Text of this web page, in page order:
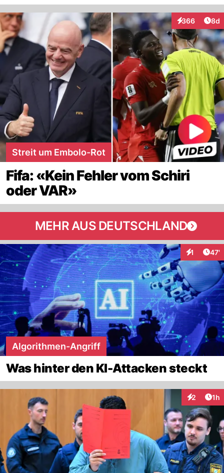
366
Interaktionen
8d
Streit um Embolo-Rot
Fifa: «Kein Fehler vom Schiri
oder VAR»
MEHR AUS DEUTSCHLAND
1 47'
Algorithmen-Angriff
Was hinter den KI-Attacken steckt
2 1h